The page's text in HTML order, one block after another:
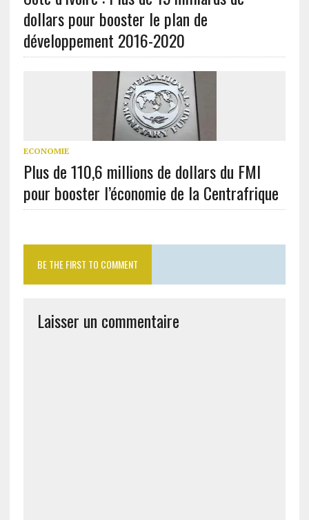
dollars pour booster le plan de
développement 2016-2020
ECONOMIE
Plus de 110,6 millions de dollars du FMI
pour booster l’économie de la Centrafrique
BE THE FIRST TO COMMENT
Laisser un commentaire